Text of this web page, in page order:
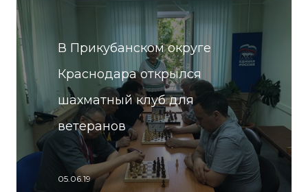
В Прикубанском округе
Краснодара открылся
шахматный клуб для
ветеранов
05.06.19